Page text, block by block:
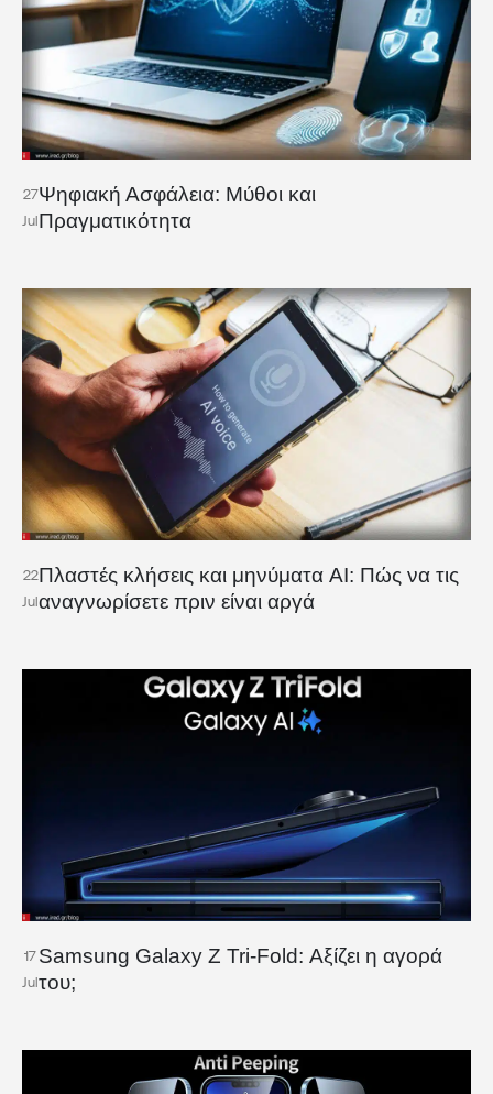
27
Jul
Ψηφιακή Ασφάλεια: Μύθοι και
Πραγματικότητα
22
Jul
Πλαστές κλήσεις και μηνύματα AI: Πώς να τις
αναγνωρίσετε πριν είναι αργά
17
Jul
Samsung Galaxy Z Tri-Fold: Αξίζει η αγορά
του;